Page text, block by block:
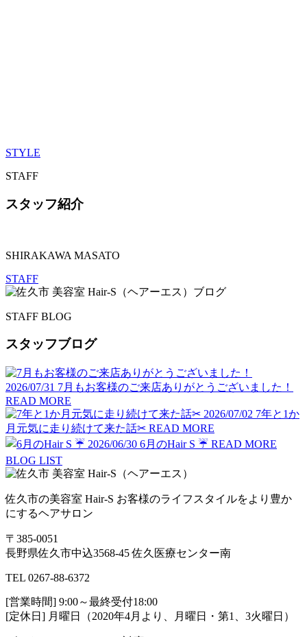
STYLE
STAFF
スタッフ紹介
SHIRAKAWA MASATO
STAFF
STAFF BLOG
スタッフブログ
2026/07/31 7月もお客様のご来店ありがとうございました！
READ MORE
2026/07/02 7年と1か
月元気に走り続けて来た話✂︎ READ MORE
2026/06/30 6月のHair S ☔️ READ MORE
BLOG LIST
佐久市の美容室 Hair-S お客様のライフスタイルをより豊か
にするヘアサロン
〒385-0051
長野県佐久市中込3568-45 佐久医療センター南
TEL 0267-88-6372
[営業時間] 9:00～最終受付18:00
[定休日] 月曜日（2020年4月より、月曜日・第1、3火曜日）